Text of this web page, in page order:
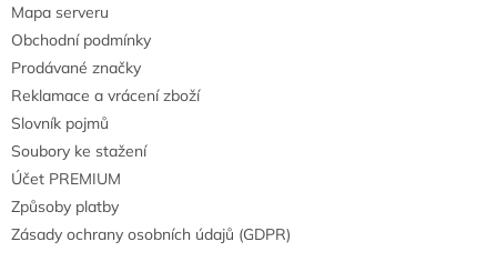
Mapa serveru
Obchodní podmínky
Prodávané značky
Reklamace a vrácení zboží
Slovník pojmů
Soubory ke stažení
Účet PREMIUM
Způsoby platby
Zásady ochrany osobních údajů (GDPR)